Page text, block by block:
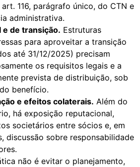
116, parágrafo único, do CTN e
administrativa.
e de transição. Estruturas
para aproveitar a transição
até 31/12/2025) precisam
os requisitos legais e a
prevista de distribuição, sob
benefício.
e efeitos colaterais. Além do
há exposição reputacional,
societários entre sócios e, em
discussão sobre responsabilidade
não é evitar o planejamento,